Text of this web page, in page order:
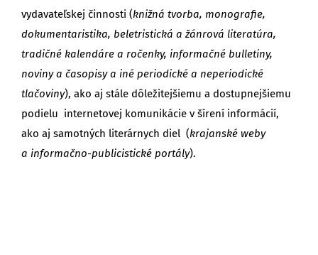
vydavateľskej činnosti (knižná tvorba, monografie,
dokumentaristika, beletristická a žánrová literatúra,
tradičné kalendáre a ročenky, informačné bulletiny,
noviny a časopisy a iné periodické a neperiodické
tlačoviny), ako aj stále dôležitejšiemu a dostupnejšiemu
podielu internetovej komunikácie v šírení informácií,
ako aj samotných literárnych diel (krajanské weby
a informačno-publicistické portály).